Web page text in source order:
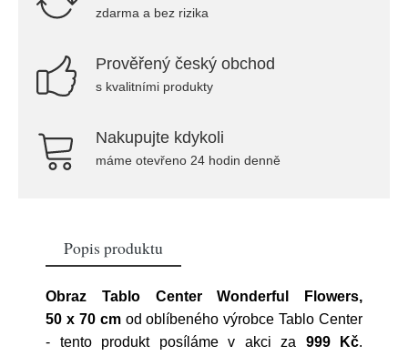
zdarma a bez rizika
Prověřený český obchod
s kvalitními produkty
Nakupujte kdykoli
máme otevřeno 24 hodin denně
Popis produktu
Obraz Tablo Center Wonderful Flowers,
50 x 70 cmod oblíbeného výrobceTablo Center
- tento produkt posíláme v akci za 999 Kč.